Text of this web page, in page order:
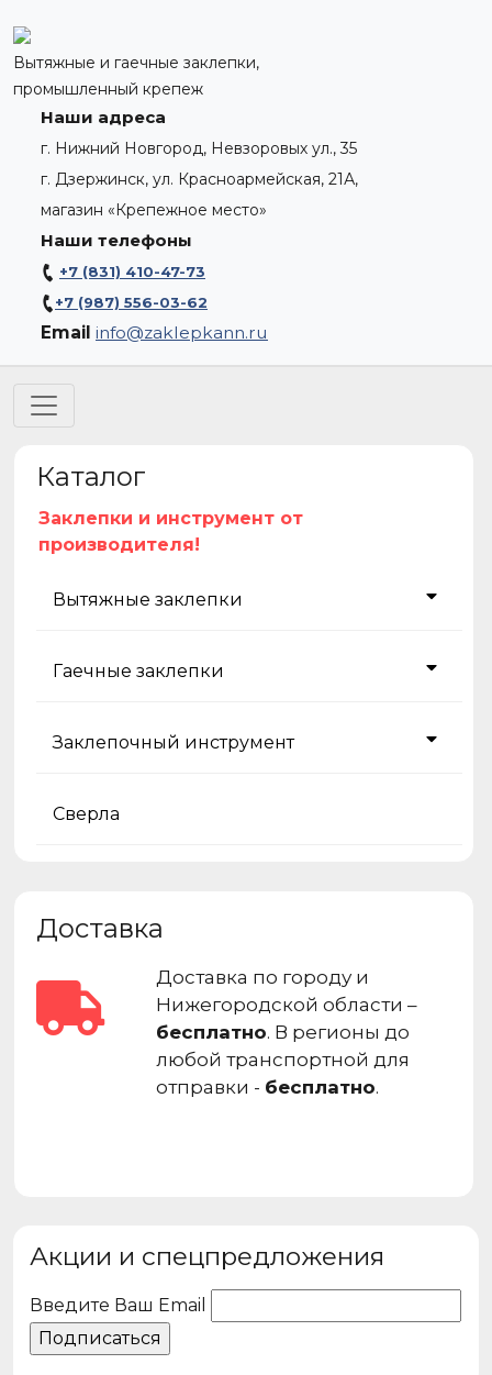
Вытяжные и гаечные заклепки,
промышленный крепеж
Наши адреса
г. Нижний Новгород, Невзоровых ул., 35
г. Дзержинск, ул. Красноармейская, 21А,
магазин «Крепежное место»
Наши телефоны
+7 (831) 410-47-73
+7 (987) 556-03-62
Email info@zaklepkann.ru
Каталог
Заклепки и инструмент от
производителя!
Вытяжные заклепки
Гаечные заклепки
Заклепочный инструмент
Сверла
Доставка
Доставка по городу и
Нижегородской области –
бесплатно. В регионы до
любой транспортной для
отправки - бесплатно.
Акции и спецпредложения
Введите Ваш Email